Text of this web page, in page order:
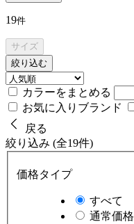
19件
サイズ
絞り込む
カラーをまとめる
お気に入りブランド
戻る
絞り込み (全19件)
価格タイプ
すべて
通常価格